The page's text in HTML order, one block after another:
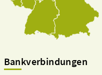
Bankverbindungen